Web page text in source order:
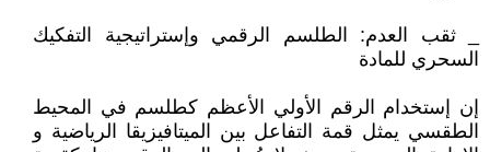
_ ثقب العدم: الطلسم الرقمي وإستراتيجية التفكيك
السحري للمادة
إن إستخدام الرقم الأولي الأعظم كطلسم في المحيط
الطقسي يمثل قمة التفاعل بين الميتافيزيقا الرياضية و